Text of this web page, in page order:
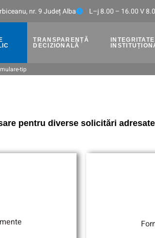
nr. 9 Județ Alba L–j 8.00 – 16.00 V
TRANSPARENȚĂ
DECIZIONALĂ
INTEGRITATE
tip
pentru diverse solicitări